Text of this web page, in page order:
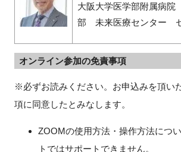
大阪大学医学部附属病
部 未来医療センター
オンライン参加の免責事項
※必ずお読みください。お申込みを頂い
項に同意したとみなします。
ZOOMの使用方法・操作方法につ
トではサポートできません。